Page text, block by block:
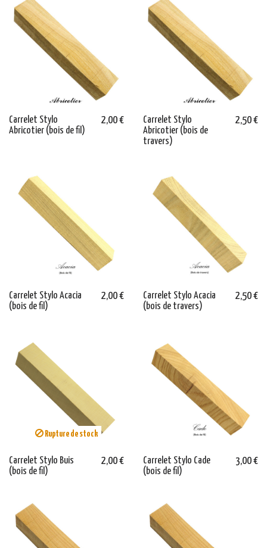
Carrelet Stylo
Abricotier (bois de fil)
2,00 €
Carrelet Stylo
Abricotier (bois de
travers)
2,50 €
Carrelet Stylo Acacia
(bois de fil)
2,00 €
Carrelet Stylo Acacia
(bois de travers)
2,50 €
Rupture de stock
Carrelet Stylo Buis
(bois de fil)
2,00 €
Carrelet Stylo Cade
(bois de fil)
3,00 €